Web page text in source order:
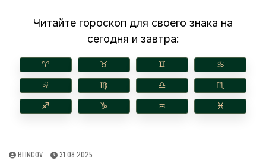
Читайте гороскоп для своего знака на
сегодня и завтра:
♈︎ ♉︎ ♊︎ ♋︎
♌︎ ♍︎ ♎︎ ♏︎
♐︎ ♑︎ ♒︎ ♓︎
AUTHOR:
BLINCOV
PUBLISHED
31.08.2025